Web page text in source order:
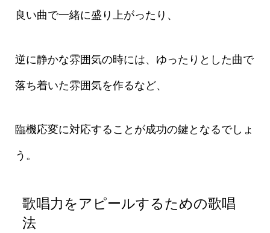
良い曲で一緒に盛り上がったり、
逆に静かな雰囲気の時には、ゆったりとした曲で
落ち着いた雰囲気を作るなど、
臨機応変に対応することが成功の鍵となるでしょ
う。
歌唱力をアピールするための歌唱
法